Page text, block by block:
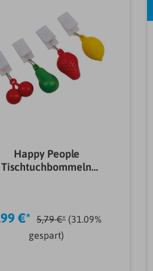
Happy People
Tischtuchbommeln
€* 5,79 €* (31.09%
gespart)